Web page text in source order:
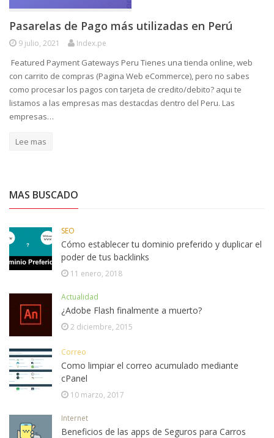
Pasarelas de Pago más utilizadas en Perú
9 julio, 2021 Index.pe
Featured Payment Gateways Peru Tienes una tienda online, web
con carrito de compras (Pagina Web eCommerce), pero no sabes
como procesar los pagos con tarjeta de credito/debito? aqui te
listamos a las empresas mas destacdas dentro del Peru. Las
empresas…
Lee mas
MAS BUSCADO
SEO
Cómo establecer tu dominio preferido y duplicar el
poder de tus backlinks
11 enero, 2018
Actualidad
¿Adobe Flash finalmente a muerto?
2 diciembre, 2015
Correo
Como limpiar el correo acumulado mediante
cPanel
10 marzo, 2017
Internet
Beneficios de las apps de Seguros para Carros